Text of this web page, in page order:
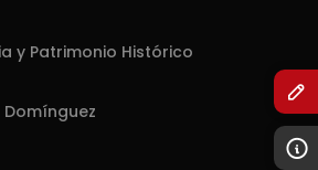
y Patrimonio Histórico